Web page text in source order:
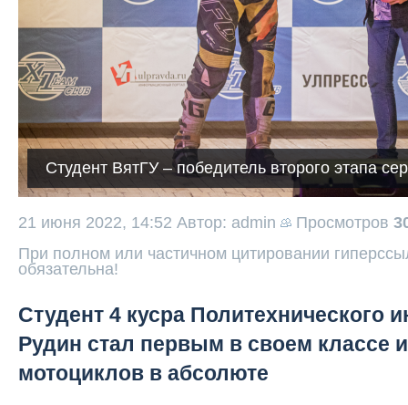
Студент ВятГУ – победитель второго этапа
21 июня 2022, 14:52 Автор: admin Просмотров
При полном или частичном цитировании
обязательна!
Студент 4 кусра Политехнического
Рудин стал первым в своем классе
мотоциклов в абсолюте